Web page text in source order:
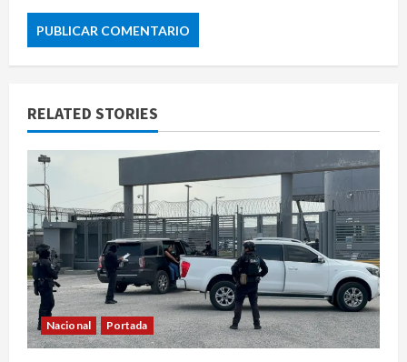
RELATED STORIES
Nacional Portada